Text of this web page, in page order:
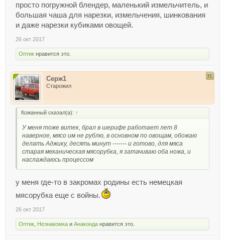
просто погружной блендер, маленький измельчитель, и
большая чаша для нарезки, измельчения, шинкования
и даже нарезки кубиками овощей.
26 окт 2017
Оптик нравится это.
Серж1
Старожил
Кожанный сказал(а): ↑
У меня тоже витек, брал в шерифе работает лет 8
наверное, мясо им не рублю, в основном по овощам, обожаю
делать Аджику, десять минут ------- и готово, для мяса
старая механическая мясорубка, я затачиваю оба ножа, и
наслаждаюсь процессом
у меня где-то в закромах родины есть немецкая
мясорубка еще с войны.
26 окт 2017
Оптик Незнакомка и Анаконда нравится это.